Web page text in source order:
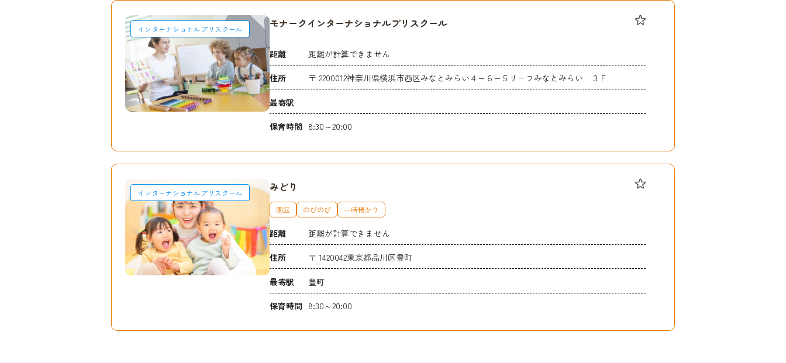
インターナショナルプリスクール モナークインターナショナルプリスクール
距離 距離が計算できません
住所 〒 2200012神奈川県横浜市西区みなとみらい４−６−５リーフみなとみらい ３Ｆ
最寄駅
保育時間 8:30～20:00
インターナショナルプリスクール みどり
園庭 のびのび 一時預かり
距離 距離が計算できません
住所 〒 1420042東京都品川区豊町
最寄駅 豊町
保育時間 8:30～20:00